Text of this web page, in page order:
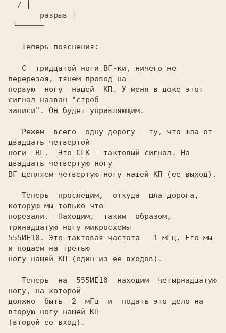
перерезая, тянем провод на
первую  ногу  нашей  КП. У меня в доке этот
сигнал назван "строб
записи". Он будет управляющим.
двадцать четвертой
ноги  ВГ.  Это CLK - тактовый сигнал. На
двадцать четвертую ногу
ВГ цепляем четвертую ногу нашей КП (ее выход).
которую мы только что
порезали.  Находим,  таким  образом,
тринадцатую ногу микросхемы
555ИЕ10. Это тактовая частота - 1 мГц. Его мы
и подаем на третью
ногу нашей КП (один из ее входов).
ногу, на которой
должно  быть  2  мГц  и  подать это дело на
вторую ногу нашей КП
(второй ее вход).